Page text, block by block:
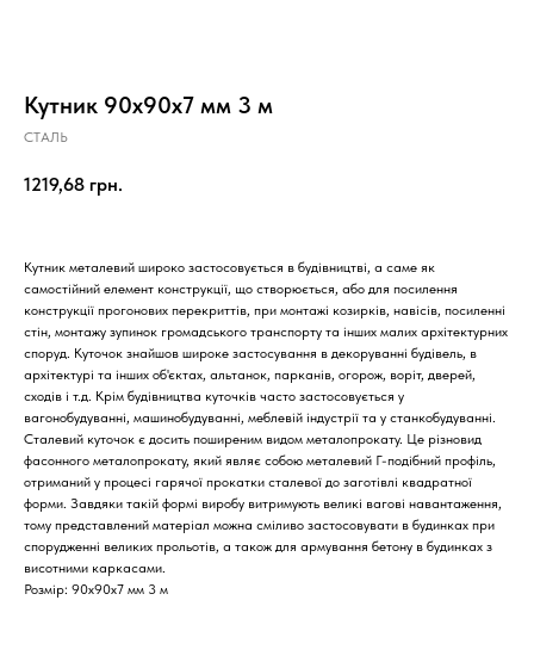
Кутник 90х90х7 мм 3 м
СТАЛЬ
1219,68 грн.
Кутник металевий широко застосовується в будівництві, а саме як
самостійний елемент конструкції, що створюється, або для посилення
конструкції прогонових перекриттів, при монтажі козирків, навісів, посиленні
стін, монтажу зупинок громадського транспорту та інших малих архітектурних
споруд. Куточок знайшов широке застосування в декоруванні будівель, в
архітектурі та інших об'єктах, альтанок, парканів, огорож, воріт, дверей,
сходів і т.д. Крім будівництва куточків часто застосовується у
вагонобудуванні, машинобудуванні, меблевій індустрії та у станкобудуванні.
Сталевий куточок є досить поширеним видом металопрокату. Це різновид
фасонного металопрокату, який являє собою металевий Г-подібний профіль,
отриманий у процесі гарячої прокатки сталевої до заготівлі квадратної
форми. Завдяки такій формі виробу витримують великі вагові навантаження,
тому представлений матеріал можна сміливо застосовувати в будинках при
спорудженні великих прольотів, а також для армування бетону в будинках з
висотними каркасами.
Розмір: 90х90х7 мм 3 м